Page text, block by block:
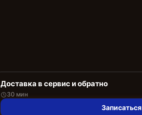
Доставка в сервис и обратно
30 мин
Записаться